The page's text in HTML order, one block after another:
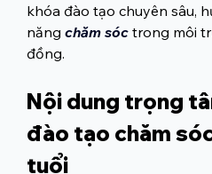
khóa đào tạo chuyên sâu,
năng chăm sóc trong môi
đồng.
Nội dung trọng
đào tạo chăm
tuổi